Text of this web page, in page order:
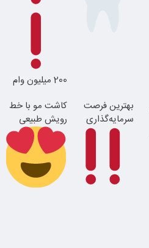
200 میلیون وام
بهترین فرصت
سرمایه‌گذاری
کاشت مو با خط
رویش طبیعی